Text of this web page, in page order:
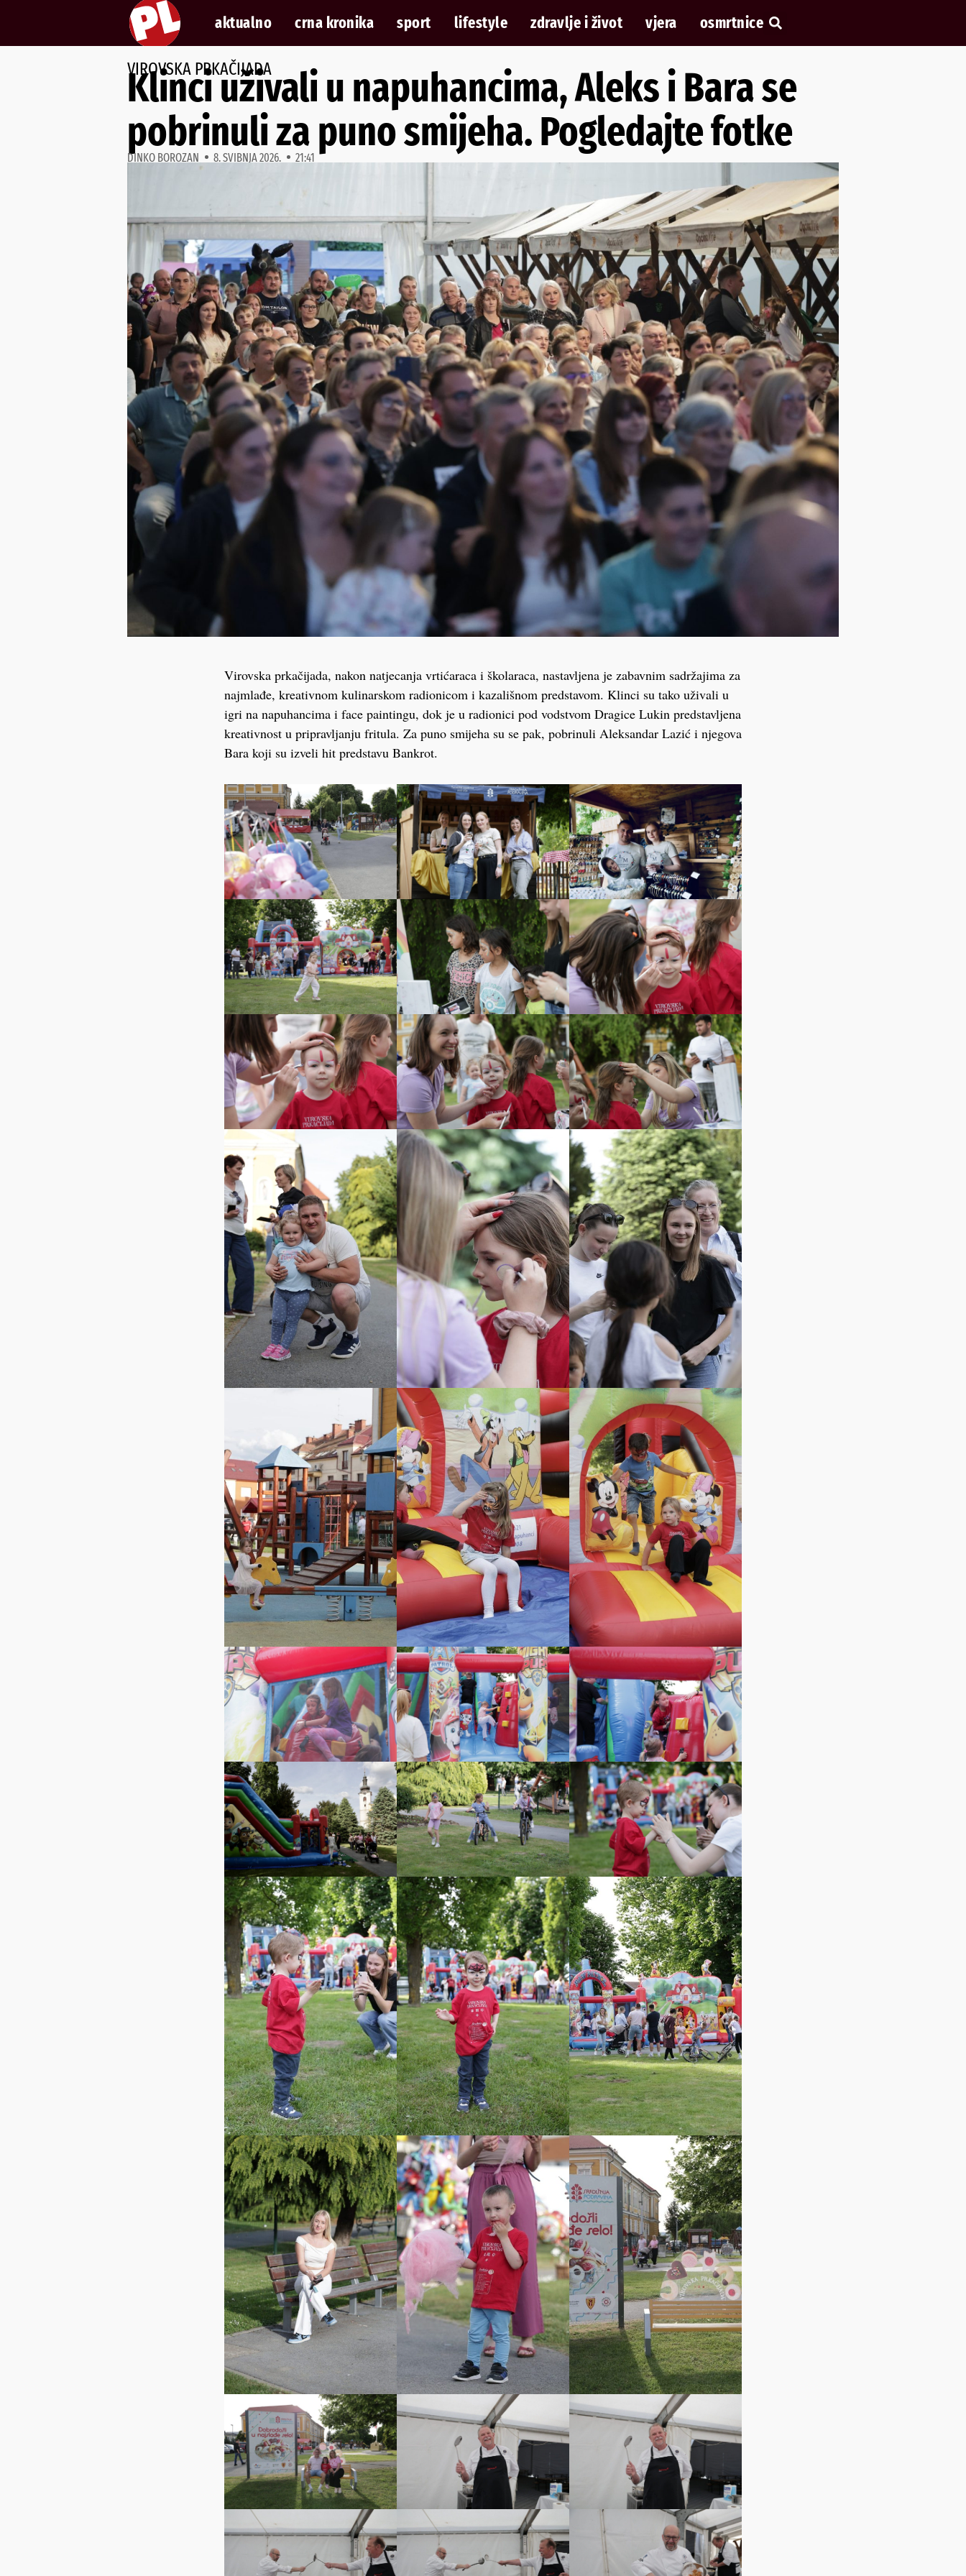
aktualno crna kronika sport lifestyle zdravlje i život vjera osmrtnice
VIROVSKA PRKAČIJADA
Klinci uživali u napuhancima, Aleks i Bara se
pobrinuli za puno smijeha. Pogledajte fotke
DINKO BOROZAN 8. SVIBNJA 2026. 21:41
Virovska prkačijada, nakon natjecanja vrtićaraca i školaraca, nastavljena je zabavnim sadržajima za
najmlađe, kreativnom kulinarskom radionicom i kazališnom predstavom. Klinci su tako uživali u
igri na napuhancima i face paintingu, dok je u radionici pod vodstvom Dragice Lukin predstavljena
kreativnost u pripravljanju fritula. Za puno smijeha su se pak, pobrinuli Aleksandar Lazić i njegova
Bara koji su izveli hit predstavu Bankrot.